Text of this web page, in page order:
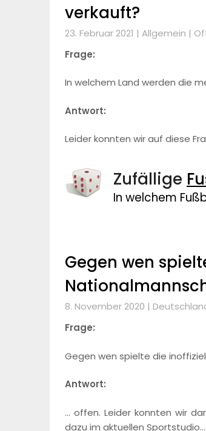
verkauft?
23. Februar 2021 | Allgemein |
Frage:
In welchem Land werden die
Antwort:
Leider konnten wir auf diese
Zufällige
In welchem
Gegen wen
8. November 2020 |
Frage:
Gegen wen spielte die
Antwort:
… offen. Leider konnten wir
dazu im aktuellen Sportstudio.…